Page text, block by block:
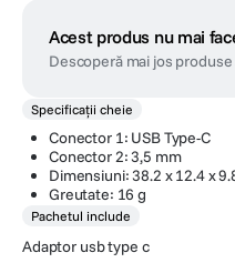
Acest produs nu mai
Descoperă mai jos
Specificații cheie
Conector 1: USB Type-C
Conector 2: 3,5 mm
Dimensiuni: 38.2 x 12.4 x
Greutate: 16 g
Pachetul include
Adaptor usb type c